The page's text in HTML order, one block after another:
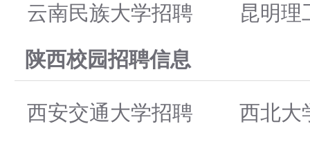
云南民族大学招聘 昆明理
陕西校园招聘信息
西安交通大学招聘 西北大